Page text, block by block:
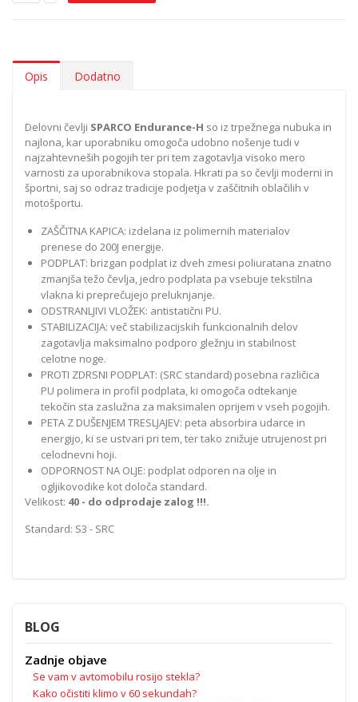
Opis Dodatno
Delovni čevlji SPARCO Endurance-H so iz trpežnega nubuka in
najlona, kar uporabniku omogoča udobno nošenje tudi v
najzahtevneših pogojih ter pri tem zagotavlja visoko mero
varnosti za uporabnikova stopala. Hkrati pa so čevlji moderni in
športni, saj so odraz tradicije podjetja v zaščitnih oblačilih v
motošportu.
ZAŠČITNA KAPICA: izdelana iz polimernih materialov
prenese do 200J energije.
PODPLAT: brizgan podplat iz dveh zmesi poliuratana znatno
zmanjša težo čevlja, jedro podplata pa vsebuje tekstilna
vlakna ki preprečujejo preluknjanje.
ODSTRANLJIVI VLOŽEK: antistatični PU.
STABILIZACIJA: več stabilizacijskih funkcionalnih delov
zagotavlja maksimalno podporo gležnju in stabilnost
celotne noge.
PROTI ZDRSNI PODPLAT: (SRC standard) posebna različica
PU polimera in profil podplata, ki omogoča odtekanje
tekočin sta zaslužna za maksimalen oprijem v vseh pogojih.
PETA Z DUŠENJEM TRESLJAJEV: peta absorbira udarce in
energijo, ki se ustvari pri tem, ter tako znižuje utrujenost pri
celodnevni hoji.
ODPORNOST NA OLJE: podplat odporen na olje in
ogljikovodike kot določa standard.
Velikost: 40 - do odprodaje zalog !!!.
Standard: S3 - SRC
BLOG
Zadnje objave
Se vam v avtomobilu rosijo stekla?
Kako očistiti klimo v 60 sekundah?